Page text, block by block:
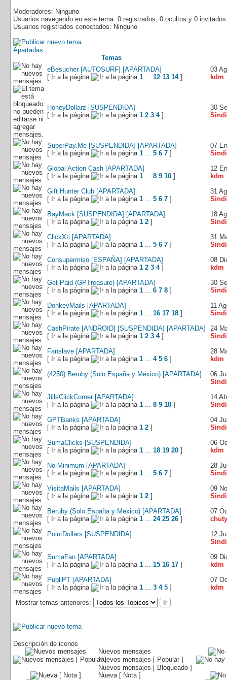
Moderadores: Ninguno
Usuarios navegando en este tema: 0 registrados, 0 ocultos y 0
Usuarios registrados conectados: Ninguno
Apartadas
Temas
eBesucher [AUTOSURF] [APARTADA]
[ Ir a la página
1 12 13 14]
03
kdm
HoneyDollarz [SUSPENDIDA]
[ Ir a la página
1 2 3 4]
30
SuperPay.Me [SUSPENDIDA] [APARTADA]
[ Ir a la página
1 5 6 7 ]
07
Global Action Cash [APARTADA]
[ Ir a la página
1 8 9 10 ]
12
kdm
Gift Hunter Club [APARTADA]
[ Ir a la página
1 5 6 7 ]
31
BayMack [SUSPENDIDA] [APARTADA]
[ Ir a la página
1 2 ]
18
ClickXti [APARTADA]
[ Ir a la página
1 5 6 7 ]
31
Consupermiso [ESPAÑA] [APARTADA]
[ Ir a la página
1 2 3 4]
08
kdm
Get-Paid (GPTreasure) [APARTADA]
[ Ir a la página
1 6 7 8 ]
30
DonkeyMails [APARTADA]
[ Ir a la página
1 16 17 18 ]
11
CashPirate [ANDROID] [SUSPENDIDA] [APARTADA]
[ Ir a la página
1 2 3 4]
24
Fanslave [APARTADA]
[ Ir a la página
1 4 5 6 ]
28
kdm
(4250) Beruby (Solo España y Mexico) [APARTADA]
06
JillsClickCorner [APARTADA]
[ Ir a la página
1 8 9 10 ]
14
GPTBanks [APARTADA]
[ Ir a la página
1 2 ]
04
SumaClicks [SUSPENDIDA]
[ Ir a la página
1 18 19 20 ]
06
kdm
No-Minimum [APARTADA]
[ Ir a la página
1 5 6 7 ]
28
VisitaMails [APARTADA]
[ Ir a la página
1 2 ]
09
Beruby (Solo España y Mexico) [APARTADA]
[ Ir a la página
1 24 25 26 ]
07
PointDollars [SUSPENDIDA]
12
SumaFan [APARTADA]
[ Ir a la página
1 15 16 17 ]
09
kdm
PubliPT [APARTADA]
[ Ir a la página
1 3 4 5 ]
07
kdm
Mostrar temas anteriores:
Descripción de iconos
Nuevos mensajes
Nuevos mensajes [ Popular ]
Nuevos mensajes [ Bloqueado ]
Nueva [ Nota ]